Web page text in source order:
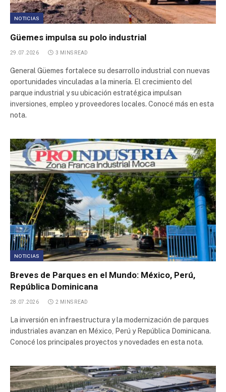
Parque Industrial Uriburu Oeste
Parque Industrial Chivilcoy
Parque Industrial Villa El Salvador
Polo Industrial Camacari
Polígono Industrial Miller
Parque Industrial
Depósito Fiscal y Aduanero del Neuquén S.A.
Zona Franca Zapala
Parque Industrial Contagem
Parque Industrial Villa El Salvador
Parque Industrial Ruta 6
NOTICIAS
Güemes impulsa su polo industrial
29.07.2026 3 MINS READ
General Güemes fortalece su desarrollo industrial con nuevas
oportunidades vinculadas a la minería. El crecimiento del
parque industrial y su ubicación estratégica impulsan
inversiones, empleo y proveedores locales. Conocé más en esta
nota.
NOTICIAS
Breves de Parques en el Mundo: México, Perú,
República Dominicana
28.07.2026 2 MINS READ
La inversión en infraestructura y la modernización de parques
industriales avanzan en México, Perú y República Dominicana.
Conocé los principales proyectos y novedades en esta nota.